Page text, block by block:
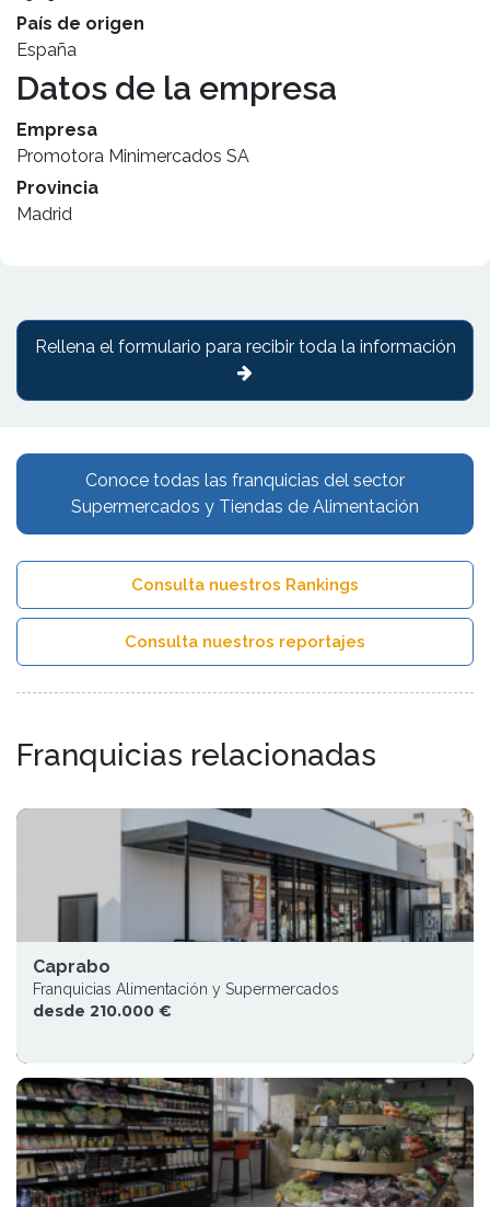
País de origen
España
Datos de la empresa
Empresa
Promotora Minimercados SA
Provincia
Madrid
Conoce todas las franquicias del sector
Supermercados y Tiendas de Alimentación
Consulta nuestros Rankings
Consulta nuestros reportajes
Franquicias relacionadas
Caprabo
Franquicias Alimentación y Supermercados
desde 210.000 €